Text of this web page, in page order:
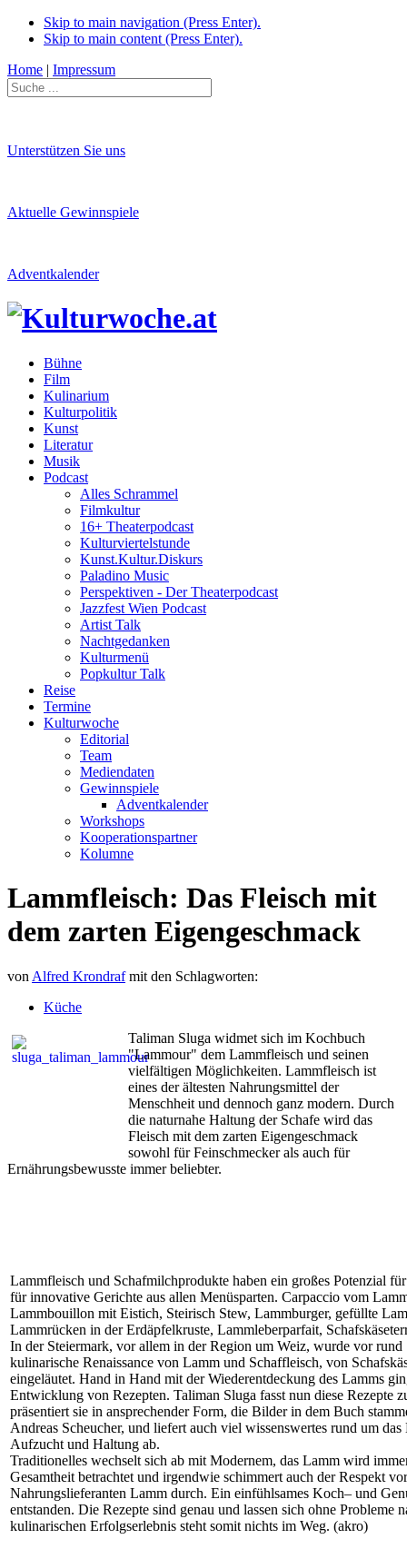
Skip to main navigation (Press Enter).
Skip to main content (Press Enter).
Home | Impressum
Unterstützen Sie uns
Aktuelle Gewinnspiele
Adventkalender
Bühne
Film
Kulinarium
Kulturpolitik
Kunst
Literatur
Musik
Podcast
Alles Schrammel
Filmkultur
16+ Theaterpodcast
Kulturviertelstunde
Kunst.Kultur.Diskurs
Paladino Music
Perspektiven - Der Theaterpodcast
Jazzfest Wien Podcast
Artist Talk
Nachtgedanken
Kulturmenü
Popkultur Talk
Reise
Termine
Kulturwoche
Editorial
Team
Mediendaten
Gewinnspiele
Adventkalender
Workshops
Kooperationspartner
Kolumne
Lammfleisch: Das Fleisch mit
dem zarten Eigengeschmack
von Alfred Krondraf mit den Schlagworten:
Küche
Taliman Sluga widmet sich im Kochbuch
"Lammour" dem Lammfleisch und seinen
vielfältigen Möglichkeiten. Lammfleisch ist
eines der ältesten Nahrungsmittel der
Menschheit und dennoch ganz modern. Durch
die naturnahe Haltung der Schafe wird das
Fleisch mit dem zarten Eigengeschmack
sowohl für Feinschmecker als auch für
Ernährungsbewusste immer beliebter.
Lammfleisch und Schafmilchprodukte haben ein großes Potenzial
für innovative Gerichte aus allen Menüsparten. Carpaccio vom
Lammbouillon mit Eistich, Steirisch Stew, Lammburger, gefüllte
Lammrücken in der Erdäpfelkruste, Lammleberparfait,
In der Steiermark, vor allem in der Region um Weiz, wurde vor rund
kulinarische Renaissance von Lamm und Schaffleisch, von
eingeläutet. Hand in Hand mit der Wiederentdeckung des Lamms
Entwicklung von Rezepten. Taliman Sluga fasst nun diese Rezepte
präsentiert sie in ansprechender Form, die Bilder in dem Buch
Andreas Scheucher, und liefert auch viel wissenswertes rund um das
Aufzucht und Haltung ab.
Traditionelles wechselt sich ab mit Modernem, das Lamm wird
Gesamtheit betrachtet und irgendwie schimmert auch der Respekt
Nahrungslieferanten Lamm durch. Ein einfühlsames Koch– und
entstanden. Die Rezepte sind genau und lassen sich ohne Probleme
kulinarischen Erfolgserlebnis steht somit nichts im Weg. (akro)